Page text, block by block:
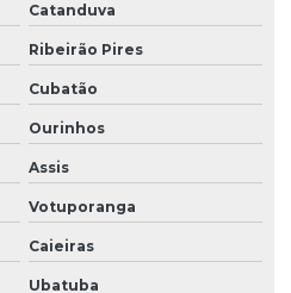
Catanduva
Ribeirão Pires
Cubatão
Ourinhos
Assis
Votuporanga
Caieiras
Ubatuba